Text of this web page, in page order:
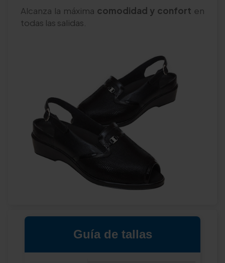
Alcanza la máxima comodidad y confort en
todas las salidas.
Guía de tallas